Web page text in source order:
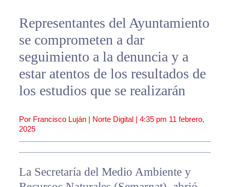
Representantes del Ayuntamiento
se comprometen a dar
seguimiento a la denuncia y a
estar atentos de los resultados de
los estudios que se realizarán
Por Francisco Luján | Norte Digital | 4:35 pm 11 febrero,
2025
La Secretaría del Medio Ambiente y